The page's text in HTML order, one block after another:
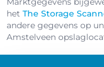
hetThe Storage
andere gegevens op
Amstelveen